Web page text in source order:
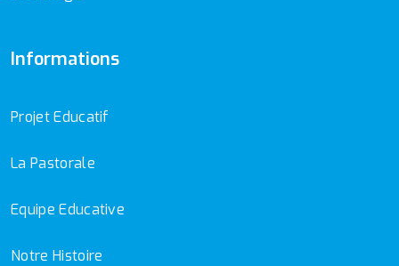
Informations
Projet Educatif
La Pastorale
Equipe Educative
Notre Histoire